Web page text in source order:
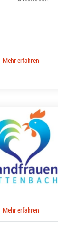
Mehr erfahren
Mehr erfahren